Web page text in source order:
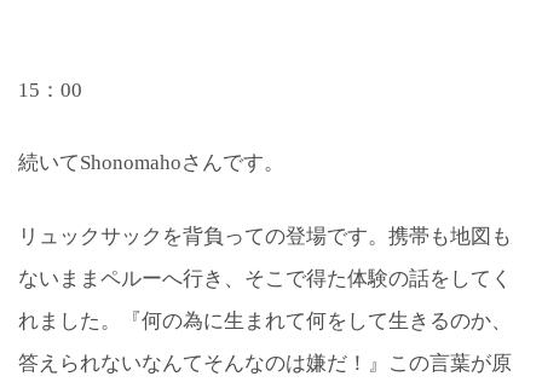
15：00
続いてShonomahoさんです。
リュックサックを背負っての登場です。携帯も地図も
ないままペルーへ行き、そこで得た体験の話をしてく
れました。『何の為に生まれて何をして生きるのか、
答えられないなんてそんなのは嫌だ！』この言葉が原